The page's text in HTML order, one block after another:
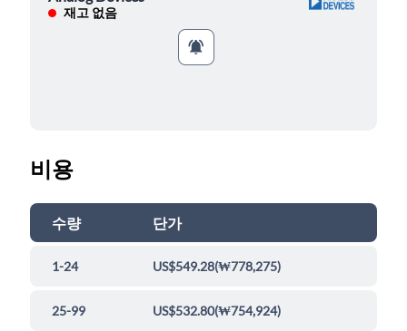
재고 없음
비용
수량 단가
1-24 US$549.28(₩778,275)
25-99 US$532.80(₩754,924)